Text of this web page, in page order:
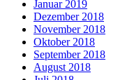
Januar 2019
Dezember 2018
November 2018
Oktober 2018
September 2018
August 2018